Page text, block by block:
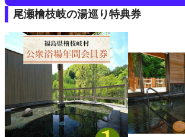
尾瀬檜枝岐の湯巡り特典券